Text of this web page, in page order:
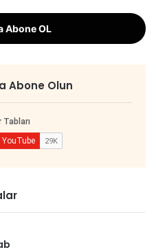
Abone OL
Abone Olun